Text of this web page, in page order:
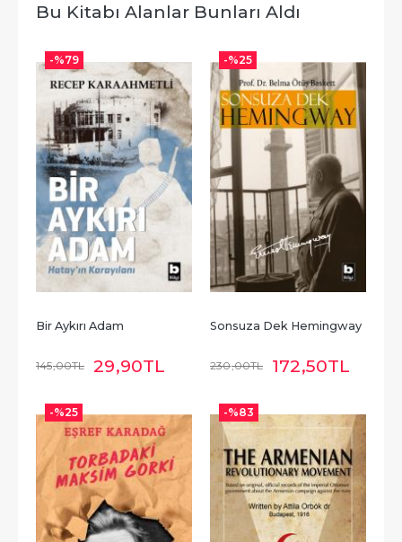
Bu Kitabı Alanlar Bunları Aldı
-%79
Bir Aykırı Adam
145,00TL 29,90TL
-%25
Sonsuza Dek Hemingway
230,00TL 172,50TL
-%25 -%83